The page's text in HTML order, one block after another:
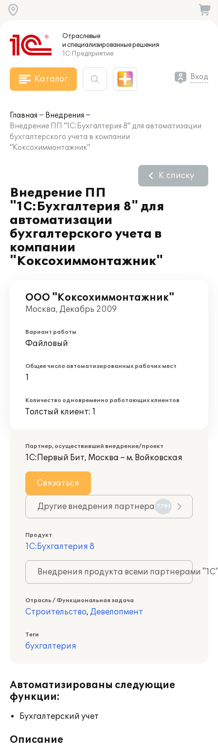
Отраслевые
и специализированныерешения
1С:Предприятие
Каталог Вход
Главная
Внедрения
Внедрение ПП "1С:Бухгалтерия 8" для автоматизации
бухгалтерского учета в компании
"Коксохиммонтажник"
Внедрение ПП
"1С:Бухгалтерия 8" для
автоматизации
бухгалтерского учета в
компании
"Коксохиммонтажник"
К списку
ООО "Коксохиммонтажник"
Москва, Декабрь 2009
Вариант работы
Файловый
Общее число автоматизированных рабочих мест
1
Количество одновременно работающих клиентов
Толстый клиент: 1
Партнер, осуществивший внедрение/проект
1С:Первый Бит, Москва – м. Войковская
Связаться
Другие внедрения партнера 7791
Продукт
1С:Бухгалтерия 8
Внедрения продукта всеми партнерами
Отрасль / Функциональная задача
Строительство, Девелопмент
Теги
бухгалтерия
Автоматизированы следующие
функции:
Бухгалтерский учет
Описание